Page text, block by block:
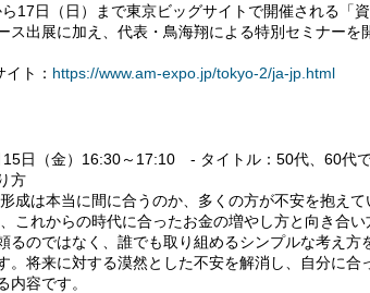
17日（日）まで東京ビッグサイトで開催される「
ス出展に加え、代表・鳥海翔による特別セミナーを
ト： https://www.am-expo.jp/tokyo-2/ja-jp.html
日（金）16:30～17:10 - タイトル：50代、60代
方
成は本当に間に合うのか、多くの方が不安を抱えて
これからの時代に合ったお金の増やし方と向き合
るのではなく、誰でも取り組めるシンプルな考え方
。将来に対する漠然とした不安を解消し、自分に合
内容です。